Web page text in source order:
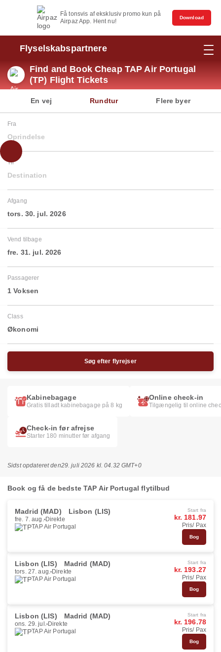
Få tonsvis af eksklusiv promo kun på
Airpaz App. Hent nu!
Download
Flyselskabspartnere
Find and Book Cheap TAP Air Portugal
(TP) Flight Tickets
En vej Rundtur Flere byer
Fra
Oprindelse
Til
Destination
Afgang
tors. 30. jul. 2026
Vend tilbage
fre. 31. jul. 2026
Passagerer
1 Voksen
Class
Økonomi
Søg efter flyrejser
Kabinebagage
Gratis tilladt kabinebagage på 8 kg
Online check-in
Tilgængelig til online
Check-in før afrejse
Starter 180 minutter før afgang
Sidst opdateret den29. juli 2026 kl. 04.32 GMT+0
Book og få de bedste TAP Air Portugal flytilbud
Madrid (MAD) Lisbon (LIS)
fre. 7. aug. Direkte
TAP Air Portugal
Start fra
kr. 181.97
Pris/ Pax
Bog
Lisbon (LIS) Madrid (MAD)
tors. 27. aug. Direkte
TAP Air Portugal
Start fra
kr. 193.27
Pris/ Pax
Bog
Lisbon (LIS) Madrid (MAD)
ons. 29. jul. Direkte
TAP Air Portugal
Start fra
kr. 196.78
Pris/ Pax
Bog